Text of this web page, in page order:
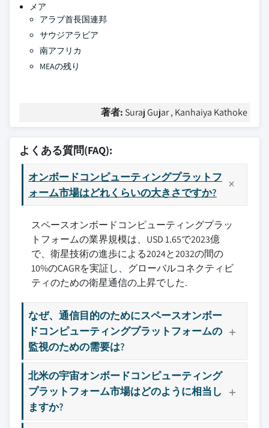
メア
アラブ首長国連邦
サウジアラビア
南アフリカ
MEAの残り
著者: Suraj Gujar , Kanhaiya Kathoke
よくある質問(FAQ):
オンボードコンピューティングプラットフ
ォーム市場はどれくらいの大きさですか?
スペースオンボードコンピューティングプラッ
トフォームの業界規模は、USD 1.65で2023億
で、衛星技術の進歩による2024と2032の間の
10%のCAGRを実証し、グローバルコネクティビ
ティのための衛星通信の上昇でした.
なぜ、通信目的のためにスペースオンボー
ドコンピューティングプラットフォームの
監視のための需要は?
北米の宇宙オンボードコンピューティング
プラットフォーム市場はどのように相当し
ますか?